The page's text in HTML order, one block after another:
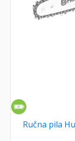
Ručna pila